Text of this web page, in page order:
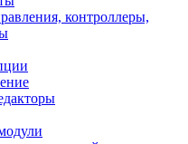
контроллеры,